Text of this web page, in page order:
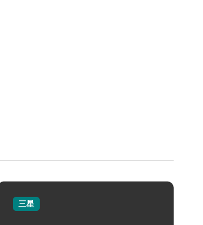
三星